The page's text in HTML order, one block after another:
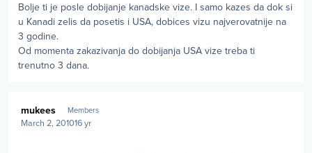
Bolje ti je posle dobijanje kanadske vize. I samo kazes da dok si
u Kanadi zelis da posetis i USA, dobices vizu najverovatnije na
3 godine.
Od momenta zakazivanja do dobijanja USA vize treba ti
trenutno 3 dana.
mukees Members
March 2, 201016 yr